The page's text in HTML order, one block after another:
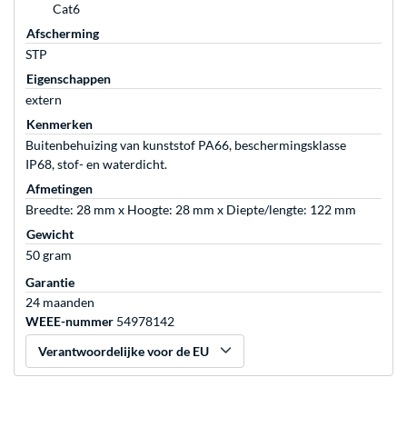
Cat6
Afscherming
STP
Eigenschappen
extern
Kenmerken
Buitenbehuizing van kunststof PA66, beschermingsklasse
IP68, stof- en waterdicht.
Afmetingen
Breedte: 28 mm x Hoogte: 28 mm x Diepte/lengte: 122 mm
Gewicht
50 gram
Garantie
24 maanden
WEEE-nummer 54978142
Verantwoordelijke voor de EU